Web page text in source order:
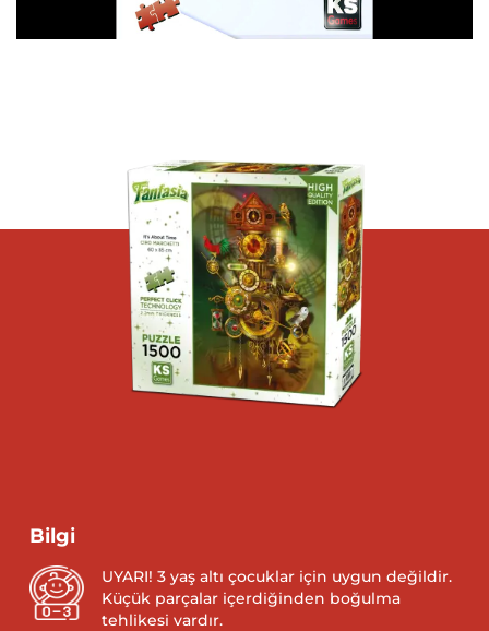
Bilgi
UYARI! 3 yaş altı çocuklar için uygun değildir.
Küçük parçalar içerdiğinden boğulma
tehlikesi vardır.